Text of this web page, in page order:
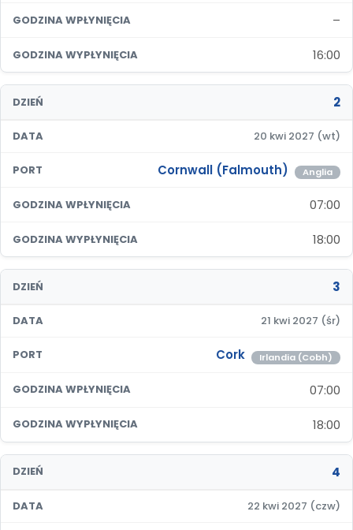
GODZINA WPŁYNIĘCIA –
GODZINA WYPŁYNIĘCIA 16:00
DZIEŃ 2
DATA 20 kwi 2027 (wt)
PORT Cornwall (Falmouth) Anglia
GODZINA WPŁYNIĘCIA 07:00
GODZINA WYPŁYNIĘCIA 18:00
DZIEŃ 3
DATA 21 kwi 2027 (śr)
PORT Cork Irlandia (Cobh)
GODZINA WPŁYNIĘCIA 07:00
GODZINA WYPŁYNIĘCIA 18:00
DZIEŃ 4
DATA 22 kwi 2027 (czw)